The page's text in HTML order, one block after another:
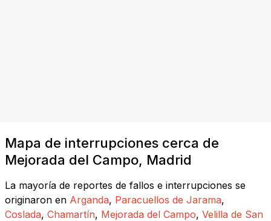
Mapa de interrupciones cerca de
Mejorada del Campo, Madrid
La mayoría de reportes de fallos e interrupciones se
originaron en Arganda, Paracuellos de Jarama,
Coslada, Chamartín, Mejorada del Campo, Velilla de San